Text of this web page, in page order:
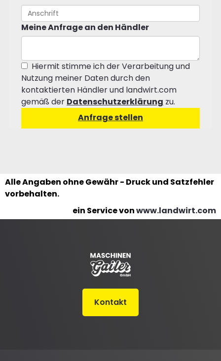
Meine Anfrage an den Händler
Hiermit stimme ich der Verarbeitung und
Nutzung meiner Daten durch den
kontaktierten Händler und landwirt.com
gemäß der Datenschutzerklärung zu.
Alle Angaben ohne Gewähr - Druck und Satzfehler
vorbehalten.
ein Service vonwww.landwirt.com
Kontakt